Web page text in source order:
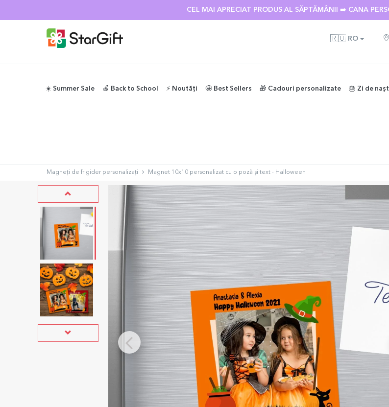
SUMMER SALE 🌴 PÂNĂ LA -40% REDUCERE LA PESTE 100 DE
🇷🇴 RO
☀️ Summer Sale 🍎 Back to School ⚡️ Noutăți 🤩 Best Sellers 🎁 Cadouri personalizate 🎂 Zi de
Magneți de frigider personalizați Magnet 10x10 personalizat cu o poză și text - Halloween